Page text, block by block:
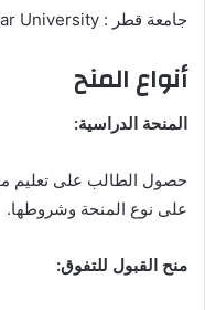
جامعة قطر : Qatar University
أنواع المنح
المنحة الدراسية:
حصول الطالب على تعليم
على نوع المنحة وشروطها.
منح القبول للتفوق: